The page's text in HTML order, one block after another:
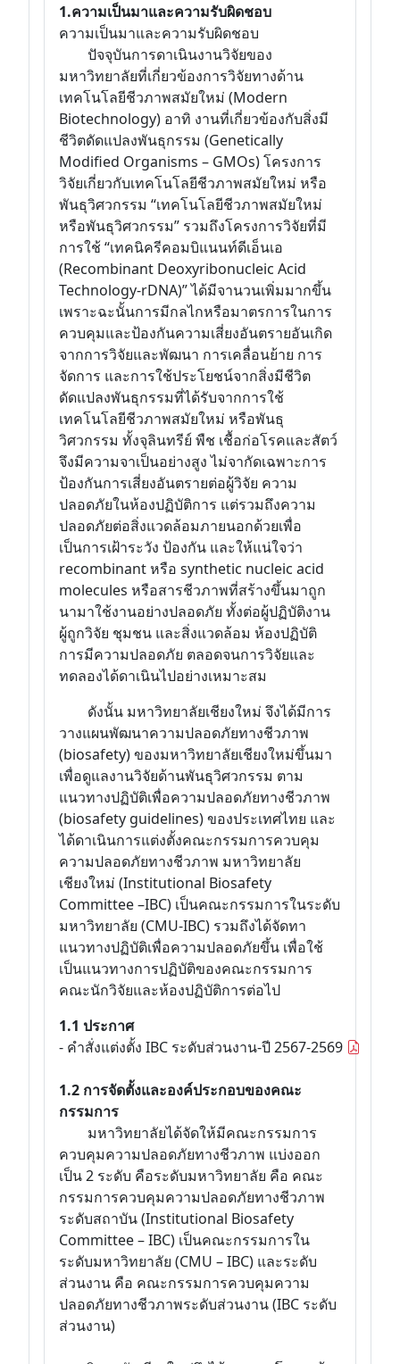
1.ความเป็นมาและความรับผิดชอบ
ความเป็นมาและความรับผิดชอบ
ปัจจุบันการดาเนินงานวิจัยของ
มหาวิทยาลัยที่เกี่ยวข้องการวิจัยทางด้าน
เทคโนโลยีชีวภาพสมัยใหม่ (Modern
Biotechnology) อาทิ งานที่เกี่ยวข้องกับสิ่งมี
ชีวิตดัดแปลงพันธุกรรม (Genetically
Modified Organisms – GMOs) โครงการ
วิจัยเกี่ยวกับเทคโนโลยีชีวภาพสมัยใหม่ หรือ
พันธุวิศวกรรม “เทคโนโลยีชีวภาพสมัยใหม่
หรือพันธุวิศวกรรม” รวมถึงโครงการวิจัยที่มี
การใช้ “เทคนิครีคอมบิแนนท์ดีเอ็นเอ
(Recombinant Deoxyribonucleic Acid
Technology-rDNA)” ได้มีจานวนเพิ่มมากขึ้น
เพราะฉะนั้นการมีกลไกหรือมาตรการในการ
ควบคุมและป้องกันความเสี่ยงอันตรายอันเกิด
จากการวิจัยและพัฒนา การเคลื่อนย้าย การ
จัดการ และการใช้ประโยชน์จากสิ่งมีชีวิต
ดัดแปลงพันธุกรรมที่ได้รับจากการใช้
เทคโนโลยีชีวภาพสมัยใหม่ หรือพันธุ
วิศวกรรม ทั้งจุลินทรีย์ พืช เชื้อก่อโรคและสัตว์
จึงมีความจาเป็นอย่างสูง ไม่จากัดเฉพาะการ
ป้องกันการเสี่ยงอันตรายต่อผู้วิจัย ความ
ปลอดภัยในห้องปฏิบัติการ แต่รวมถึงความ
ปลอดภัยต่อสิ่งแวดล้อมภายนอกด้วยเพื่อ
เป็นการเฝ้าระวัง ป้องกัน และให้แน่ใจว่า
recombinant หรือ synthetic nucleic acid
molecules หรือสารชีวภาพที่สร้างขึ้นมาถูก
นามาใช้งานอย่างปลอดภัย ทั้งต่อผู้ปฏิบัติงาน
ผู้ถูกวิจัย ชุมชน และสิ่งแวดล้อม ห้องปฏิบัติ
การมีความปลอดภัย ตลอดจนการวิจัยและ
ทดลองได้ดาเนินไปอย่างเหมาะสม
ดังนั้น มหาวิทยาลัยเชียงใหม่ จึงได้มีการ
วางแผนพัฒนาความปลอดภัยทางชีวภาพ
(biosafety) ของมหาวิทยาลัยเชียงใหม่ขึ้นมา
เพื่อดูแลงานวิจัยด้านพันธุวิศวกรรม ตาม
แนวทางปฏิบัติเพื่อความปลอดภัยทางชีวภาพ
(biosafety guidelines) ของประเทศไทย และ
ได้ดาเนินการแต่งตั้งคณะกรรมการควบคุม
ความปลอดภัยทางชีวภาพ มหาวิทยาลัย
เชียงใหม่ (Institutional Biosafety
Committee –IBC) เป็นคณะกรรมการในระดับ
มหาวิทยาลัย (CMU-IBC) รวมถึงได้จัดทา
แนวทางปฏิบัติเพื่อความปลอดภัยขึ้น เพื่อใช้
เป็นแนวทางการปฏิบัติของคณะกรรมการ
คณะนักวิจัยและห้องปฏิบัติการต่อไป
1.1 ประกาศ
- คำสั่งแต่งตั้ง IBC ระดับส่วนงาน-ปี 2567-2569
1.2 การจัดตั้งและองค์ประกอบของคณะ
กรรมการ
มหาวิทยาลัยได้จัดให้มีคณะกรรมการ
ควบคุมความปลอดภัยทางชีวภาพ แบ่งออก
เป็น 2 ระดับ คือระดับมหาวิทยาลัย คือ คณะ
กรรมการควบคุมความปลอดภัยทางชีวภาพ
ระดับสถาบัน (Institutional Biosafety
Committee – IBC) เป็นคณะกรรมการใน
ระดับมหาวิทยาลัย (CMU – IBC) และระดับ
ส่วนงาน คือ คณะกรรมการควบคุมความ
ปลอดภัยทางชีวภาพระดับส่วนงาน (IBC ระดับ
ส่วนงาน)